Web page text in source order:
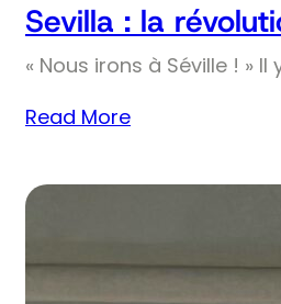
Sevilla : la
« Nous irons à Séville ! »
Read More